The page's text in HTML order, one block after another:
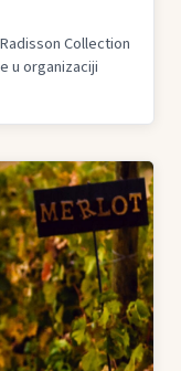
Collection
u organizaciji